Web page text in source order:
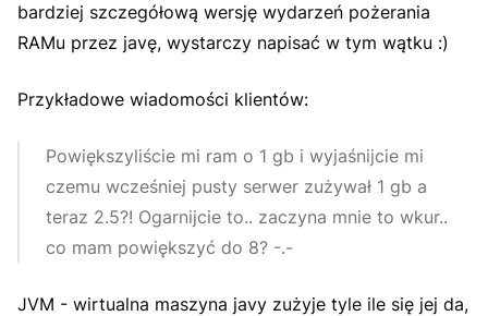
bardziej szczegółową wersję wydarzeń pożerania
RAMu przez javę, wystarczy napisać w tym wątku :)
Przykładowe wiadomości klientów:
Powiększyliście mi ram o 1 gb i wyjaśnijcie mi
czemu wcześniej pusty serwer zużywał 1 gb a
teraz 2.5?! Ogarnijcie to.. zaczyna mnie to wkur..
co mam powiększyć do 8? -.-
JVM - wirtualna maszyna javy zużyje tyle ile się jej da,